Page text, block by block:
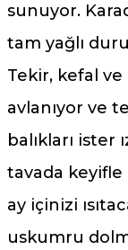
sunuyor.
tam yağlı
Tekir, kefal
avlanıyor ve
balıkları ister
tavada
ay içinizi
uskumru